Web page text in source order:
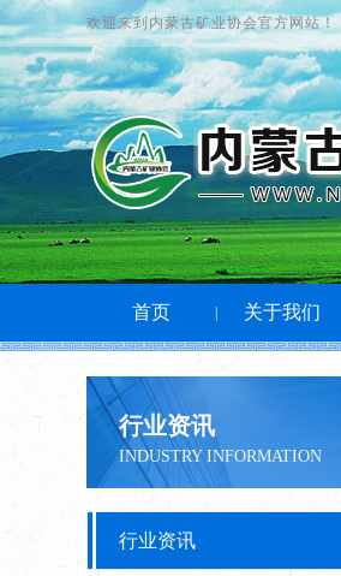
欢迎来到内蒙古矿业协会官方网站！
首页 关于我们
行业资讯
INDUSTRY INFORMATION
行业资讯